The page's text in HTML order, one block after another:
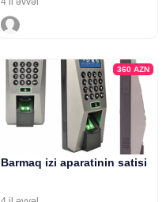
360 AZN
Barmaq izi aparatinin satisi